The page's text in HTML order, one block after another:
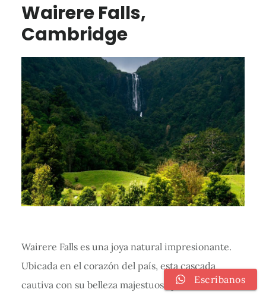
Wairere Falls,
Cambridge
Wairere Falls es una joya natural impresionante.
Ubicada en el corazón del país, esta cascada
cautiva con su belleza majestuosa y su entorno
Escríbanos